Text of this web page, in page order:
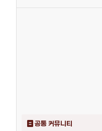
공통 커뮤니티
[74]
가족여행을 다녀왔습니다.